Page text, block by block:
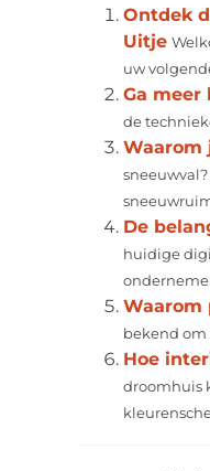
Ontdek
Uitje
uw
Ga meer
de
Waarom
De
huidige
Waarom
bekend om
Hoe
droomhuis